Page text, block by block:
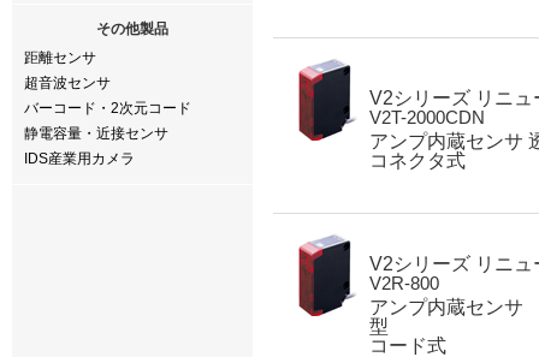
その他製品
距離センサ
超音波センサ
バーコード・2次元コード
静電容量・近接センサ
IDS産業用カメラ
V2シリーズ リニ
V2T-2000CDN
アンプ内蔵センサ
コネクタ式
V2シリーズ リニ
V2R-800
アンプ内蔵センサ
型
コード式